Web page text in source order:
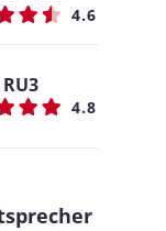
4.6
4.8